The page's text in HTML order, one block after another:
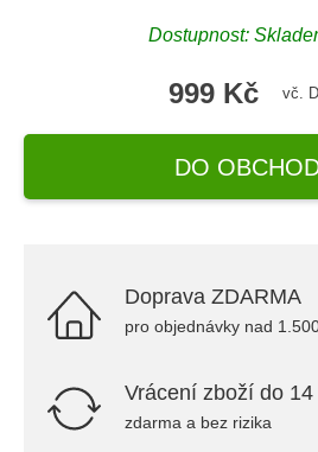
Dostupnost:
999 Kč vč.
DO
Doprava ZDARMA
pro objednávky nad
Vrácení zboží do 14
zdarma a bez rizika